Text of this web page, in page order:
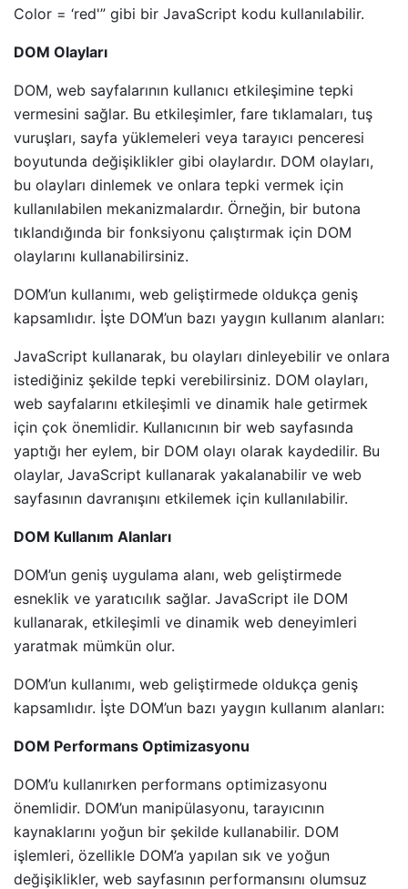
Color = ‘red'” gibi bir JavaScript kodu kullanılabilir.
DOM Olayları
DOM, web sayfalarının kullanıcı etkileşimine tepki
vermesini sağlar. Bu etkileşimler, fare tıklamaları, tuş
vuruşları, sayfa yüklemeleri veya tarayıcı penceresi
boyutunda değişiklikler gibi olaylardır. DOM olayları,
bu olayları dinlemek ve onlara tepki vermek için
kullanılabilen mekanizmalardır. Örneğin, bir butona
tıklandığında bir fonksiyonu çalıştırmak için DOM
olaylarını kullanabilirsiniz.
DOM’un kullanımı, web geliştirmede oldukça geniş
kapsamlıdır. İşte DOM’un bazı yaygın kullanım alanları:
JavaScript kullanarak, bu olayları dinleyebilir ve onlara
istediğiniz şekilde tepki verebilirsiniz. DOM olayları,
web sayfalarını etkileşimli ve dinamik hale getirmek
için çok önemlidir. Kullanıcının bir web sayfasında
yaptığı her eylem, bir DOM olayı olarak kaydedilir. Bu
olaylar, JavaScript kullanarak yakalanabilir ve web
sayfasının davranışını etkilemek için kullanılabilir.
DOM Kullanım Alanları
DOM’un geniş uygulama alanı, web geliştirmede
esneklik ve yaratıcılık sağlar. JavaScript ile DOM
kullanarak, etkileşimli ve dinamik web deneyimleri
yaratmak mümkün olur.
DOM’un kullanımı, web geliştirmede oldukça geniş
kapsamlıdır. İşte DOM’un bazı yaygın kullanım alanları:
DOM Performans Optimizasyonu
DOM’u kullanırken performans optimizasyonu
önemlidir. DOM’un manipülasyonu, tarayıcının
kaynaklarını yoğun bir şekilde kullanabilir. DOM
işlemleri, özellikle DOM’a yapılan sık ve yoğun
değişiklikler, web sayfasının performansını olumsuz